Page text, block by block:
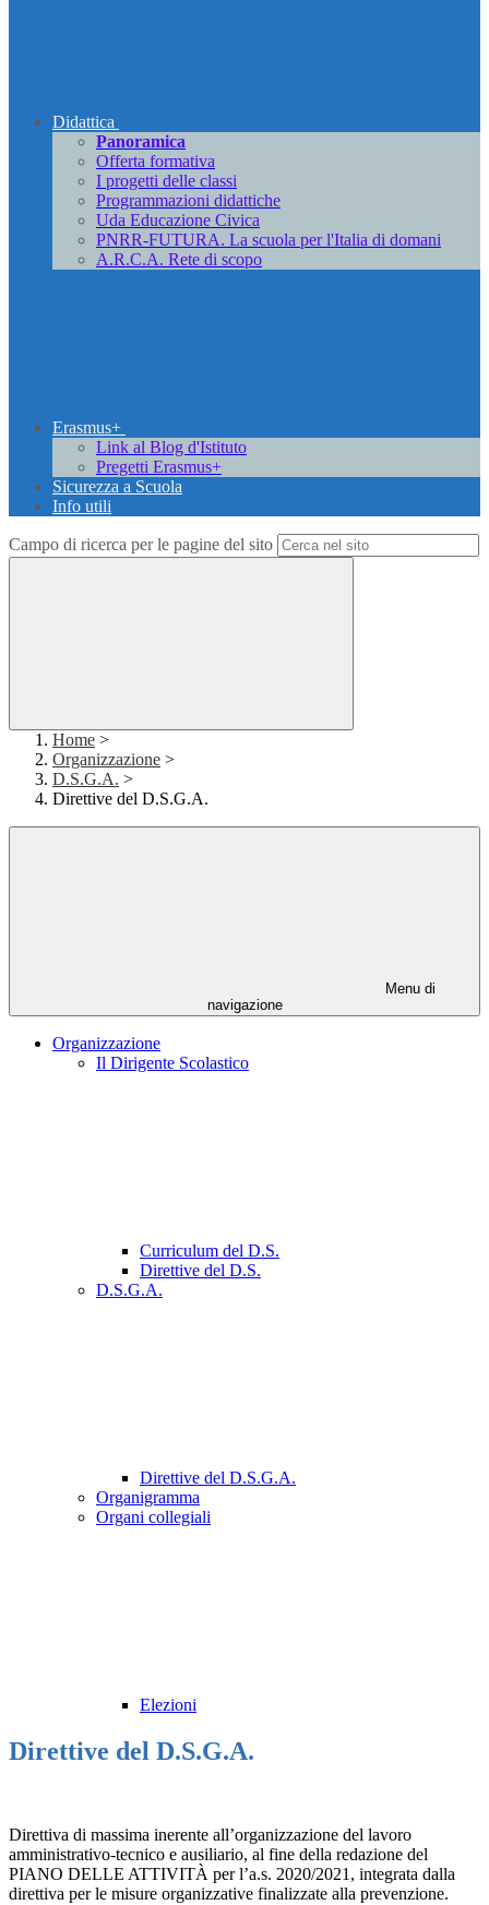
Didattica
Panoramica
Offerta formativa
I progetti delle classi
Programmazioni didattiche
Uda Educazione Civica
PNRR-FUTURA. La scuola per l'Italia di domani
A.R.C.A. Rete di scopo
Erasmus+
Link al Blog d'Istituto
Pregetti Erasmus+
Sicurezza a Scuola
Info utili
Campo di ricerca per le pagine del sito
Home >
Organizzazione >
D.S.G.A. >
Direttive del D.S.G.A.
Menu di
navigazione
Organizzazione
Il Dirigente Scolastico
Curriculum del D.S.
Direttive del D.S.
D.S.G.A.
Direttive del D.S.G.A.
Organigramma
Organi collegiali
Elezioni
Direttive del D.S.G.A.
Direttiva di massima inerente all’organizzazione del lavoro
amministrativo-tecnico e ausiliario, al fine della redazione del
PIANO DELLE ATTIVITÀ per l’a.s. 2020/2021, integrata dalla
direttiva per le misure organizzative finalizzate alla prevenzione.